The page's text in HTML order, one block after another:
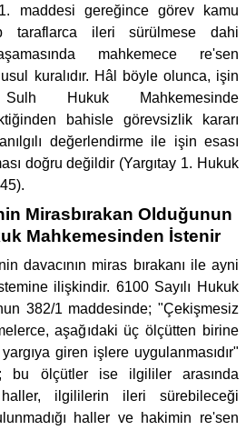
maddesi gereğince görev kamu
ileri sürülmese dahi
mahkemece re'sen
kuralıdır. Hâl böyle olunca, işin
Hukuk Mahkemesinde
bahisle görevsizlik kararı
değerlendirme ile işin esası
doğru değildir (Yargıtay 1. Hukuk
Mirasbırakan Olduğunun
Mahkemesinden İstenir
davacının miras bırakanı ile ayni
ilişkindir. 6100 Sayılı Hukuk
382/1 maddesinde; "Çekişmesiz
aşağıdaki üç ölçütten birine
giren işlere uygulanmasıdır"
bu ölçütler ise ilgililer arasında
haller, ilgililerin ileri sürebileceği
haller ve hakimin re'sen